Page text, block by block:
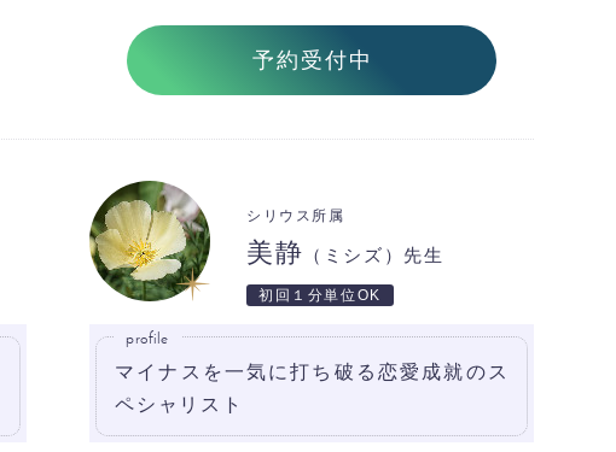
予約受付中
美静 （ミシズ）先生
シリウス所属
初回１分単位OK
profile
マイナスを一気に打ち破る恋愛成就のス
ペシャリスト